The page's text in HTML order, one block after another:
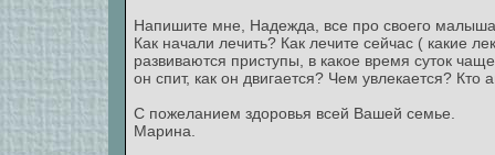
Напишите мне, Надежда, все про своего
Как начали лечить? Как лечите сейчас ( какие
развиваются приступы, в какое время суток
он спит, как он двигается? Чем увлекается?
С пожеланием здоровья всей Вашей семье.
Марина.